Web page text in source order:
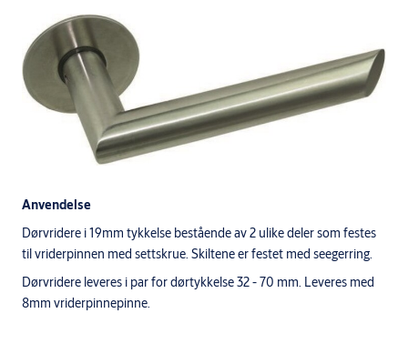
Anvendelse
Dørvridere i 19mm tykkelse bestående av 2 ulike deler som festes
til vriderpinnen med settskrue. Skiltene er festet med seegerring.
Dørvridere leveres i par for dørtykkelse 32 - 70 mm. Leveres med
8mm vriderpinnepinne.